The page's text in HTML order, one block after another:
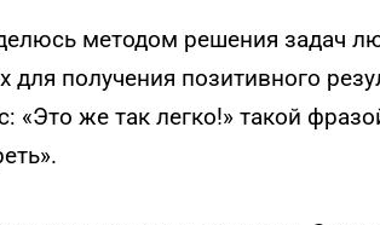
методом решения задач
для получения позитивного
«Это же так легко!» такой